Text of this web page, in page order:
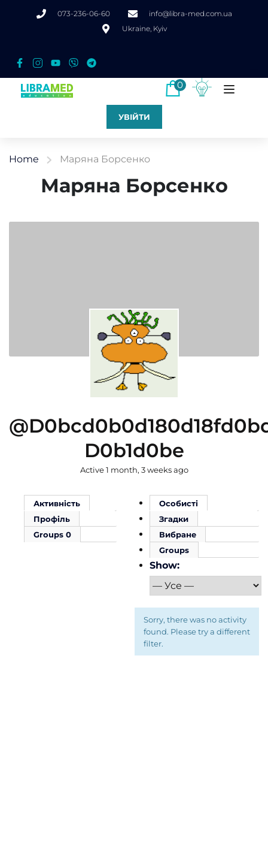
073-236-06-60
info@libra-med.com.ua
Ukraine, Kyiv
0
УВІЙТИ
Home Маряна Борсенко
Маряна Борсенко
D0b1d0be
Active 1 month, 3 weeks ago
Активність
Профіль
Groups 0
Особисті
Згадки
Вибране
Groups
Show:
Sorry, there was no activity
found. Please try a different
filter.